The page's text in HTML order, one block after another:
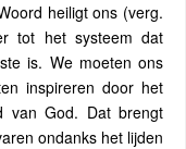
heiligt ons (verg.
tot het systeem dat
is. We moeten ons
inspireren door het
van God. Dat brengt
ondanks het lijden